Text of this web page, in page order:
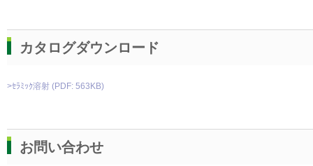
カタログダウンロード
>ｾﾗﾐｯｸ溶射 (PDF: 563KB)
お問い合わせ